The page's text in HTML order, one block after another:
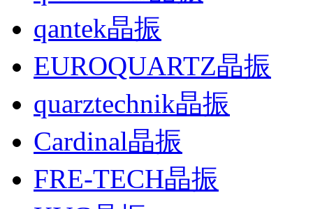
qantek晶振
EUROQUARTZ晶振
quarztechnik晶振
Cardinal晶振
FRE-TECH晶振